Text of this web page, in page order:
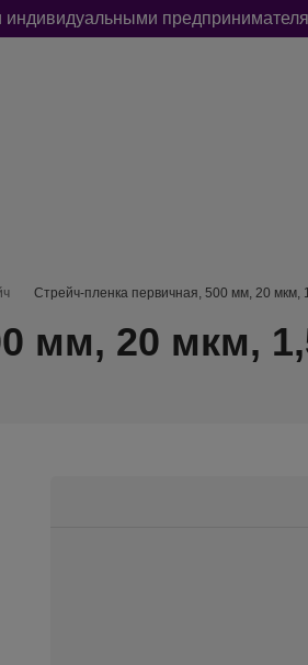
Стрейч-пленка первичная, 500 мм, 20 мкм,
мм, 20 мкм,